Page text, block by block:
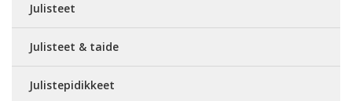
Julisteet
Julisteet & taide
Julistepidikkeet